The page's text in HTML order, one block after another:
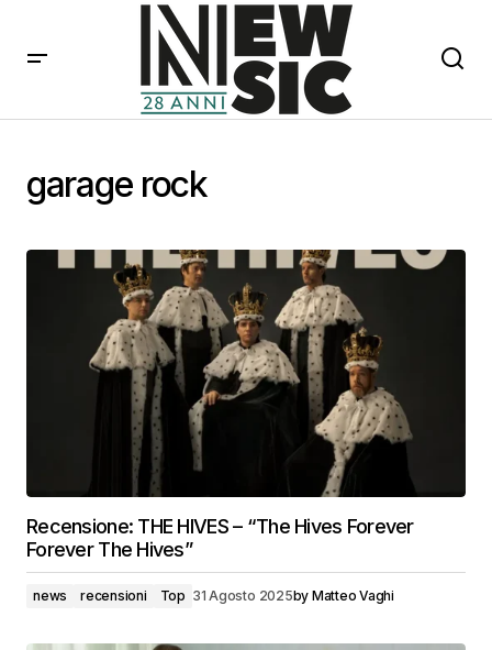
garage rock
Recensione: THE HIVES – “The Hives Forever
Forever The Hives”
news recensioni Top 31 Agosto 2025by Matteo Vaghi